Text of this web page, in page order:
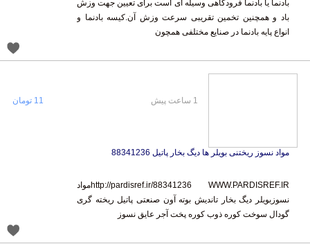
بادنما یا بادنما فرودگاهی وسیله ای است برای تعیین جهت وزش
باد و همچنین تخمین تقریبی سرعت وزش آن.کیسه بادنما و
انواع پایه بادنما در صنایع مختلفی همچون
مواد نسوز ریختنی بویلر ها دیگ بخار پاتیل 88341236
http://pardisref.ir/88341236 WWW.PARDISREF.IRمواد
نسوزبویلر دیگ بخار تاندیش بوته آون صنعتی پاتیل ریخته گری
گودال سوخت کوره ذوب کوره پخت آجر عایق نسوز
11 تومان